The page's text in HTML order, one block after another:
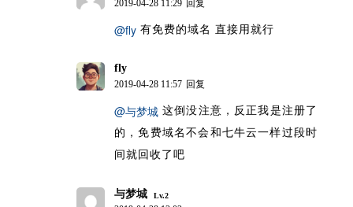
2019-04-28 11:29 回复
@fly 有免费的域名 直接用就行
fly
2019-04-28 11:57 回复
@与梦城 这倒没注意，反正我是注册了
的，免费域名不会和七牛云一样过段时
间就回收了吧
与梦城 Lv.2